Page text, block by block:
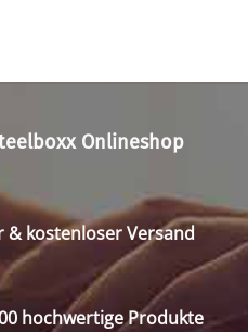
Onlineshop
& kostenloser Versand
hochwertige Produkte